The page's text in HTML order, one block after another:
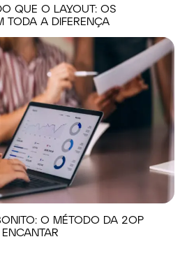
QUE O LAYOUT: OS
TODA A DIFERENÇA
O MÉTODO DA 2OP